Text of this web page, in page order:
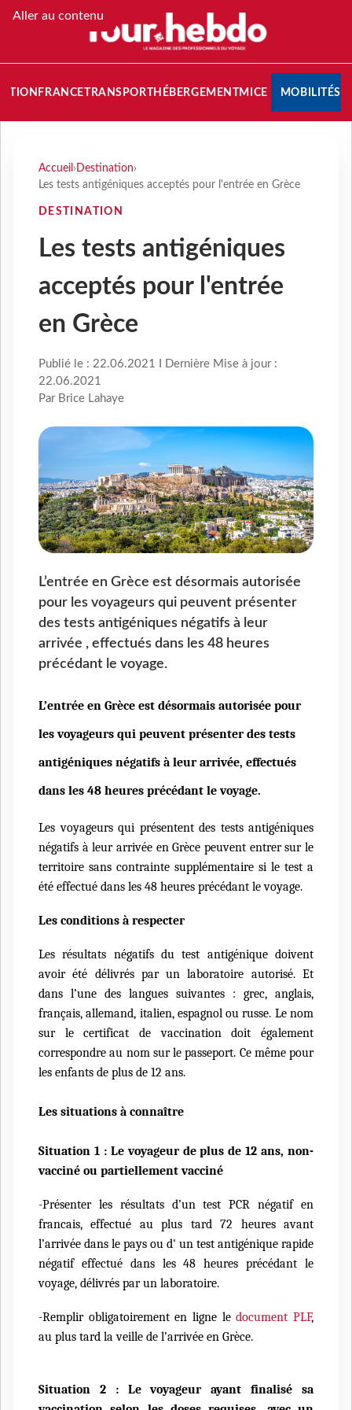
Aller au contenu
FRANCETRANSPORT HÉBERGEMENTMICE MOBILITÉS
Accueil › Destination›
Les tests antigéniques acceptés pour l'entrée en Grèce
DESTINATION
Les tests antigéniques
acceptés pour l'entrée
en Grèce
Publié le : 22.06.2021 I Dernière Mise à jour :
22.06.2021
Par Brice Lahaye
L’entrée en Grèce est désormais autorisée
pour les voyageurs qui peuvent présenter
des tests antigéniques négatifs à leur
arrivée , effectués dans les 48 heures
précédant le voyage.
L’entrée en Grèce est désormais autorisée pour
les voyageurs qui peuvent présenterdes tests
antigéniques négatifs à leur arrivée, effectués
dans les 48 heures précédant le voyage.
Lesvoyageurs qui présentent des tests antigéniques
négatifs à leur arrivée en Grèce peuvent entrer sur le
territoire sans contrainte supplémentaire si le test a
été effectué dans les 48 heures précédant le voyage.
Les conditions à respecter
Les résultats négatifs du test antigéniquedoivent
avoir été délivrés par un laboratoire autorisé. Et
dans l’une des langues suivantes : grec, anglais,
français, allemand, italien, espagnol ou russe. Le nom
sur le certificat de vaccination doit également
correspondre au nom sur le passeport. Ce même pour
les enfants de plus de 12 ans.
Les situations à connaître
Situation 1 : Le voyageur de plus de 12 ans, non-
vacciné ou partiellement vacciné
-Présenter les résultats d’un test PCR négatif en
francais, effectué au plus tard 72 heures avant
l’arrivée dans le pays ou d' un test antigénique rapide
négatif effectué dans les 48 heures précédant le
voyage, délivrés par un laboratoire.
-Remplir obligatoirement en ligne ledocument PLF,
au plus tard la veille de l’arrivée en Grèce.
Situation 2 : Le voyageur ayant finalisé sa